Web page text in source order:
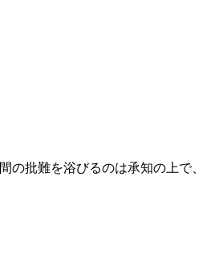
の批難を浴びるのは承知の上で、